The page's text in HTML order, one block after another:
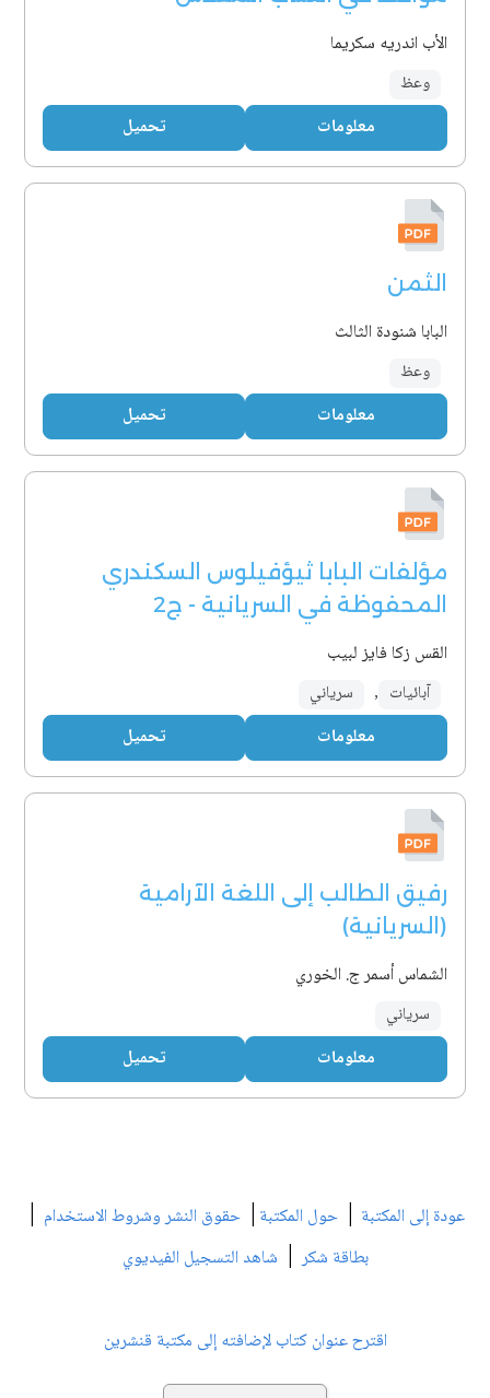
الأب اندريه سكريما
وعظ
معلومات تحميل
الثمن
البابا شنودة الثالث
وعظ
معلومات تحميل
مؤلفات البابا ثيؤفيلوس السكندري
المحفوظة في السريانية - ج2
القس زكا فايز لبيب
آبائيات , سرياني
معلومات تحميل
رفيق الطالب إلى اللغة الآرامية
(السريانية)
الشماس أسمر ج. الخوري
سرياني
معلومات تحميل
عودة إلى المكتبة | حول المكتبة | حقوق النشر وشروط الاستخدام |
بطاقة شكر| شاهد التسجيل الفيديوي
اقترح عنوان كتاب لإضافته إلى مكتبة قنشرين